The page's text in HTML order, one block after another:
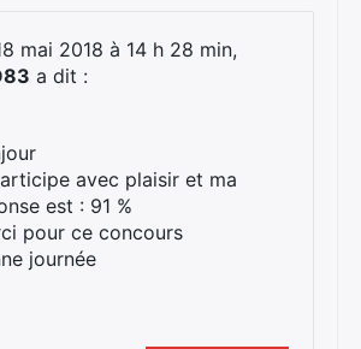
mai 2018 à 14 h 28 min,
a dit :
avec plaisir et ma
est : 91 %
pour ce concours
journée